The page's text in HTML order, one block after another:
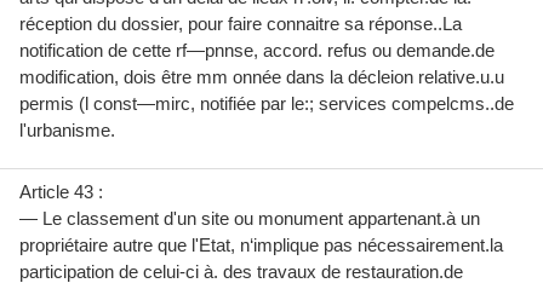
réception du dossier, pour faire connaitre sa réponse..La
notification de cette rf—pnnse, accord. refus ou demande.de
modification, dois être mm onnée dans la décleion relative.u.u
permis (l const—mirc, notifiée par le:; services compelcms..de
l'urbanisme.
Article 43 :
— Le classement d'un site ou monument appartenant.à un
propriétaire autre que l'Etat, n‘implique pas nécessairement.la
participation de celui-ci à. des travaux de restauration.de